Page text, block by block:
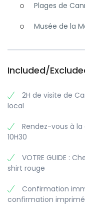
Plages de
Musée de la
Included/
2H de visite de
local
Rendez-vous à
10H30
VOTRE GUIDE :
shirt rouge
Confirmation
confirmation